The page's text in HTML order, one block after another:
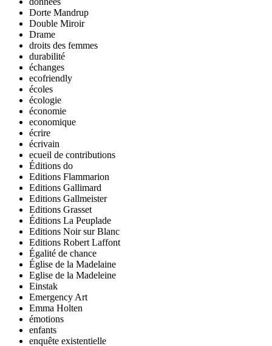
Dorte Mandrup
Double Miroir
Drame
droits des femmes
durabilité
échanges
ecofriendly
écoles
écologie
économie
economique
écrire
écrivain
ecueil de contributions
Éditions do
Editions Flammarion
Editions Gallimard
Editions Gallmeister
Editions Grasset
Éditions La Peuplade
Editions Noir sur Blanc
Editions Robert Laffont
Égalité de chance
Église de la Madelaine
Eglise de la Madeleine
Einstak
Emergency Art
Emma Holten
émotions
enfants
enquête existentielle